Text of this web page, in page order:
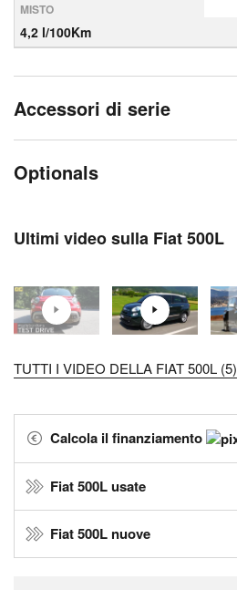
MISTO
4,2 l/100Km
Accessori di serie
Optionals
Ultimi video sulla Fiat 500L
TUTTI I VIDEO DELLA FIAT 500L (5)
Calcola il finanziamento
Fiat 500L usate
Fiat 500L nuove